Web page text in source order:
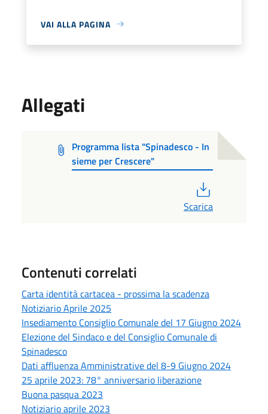
VAI ALLA PAGINA
Allegati
Programma lista "Spinadesco - In
sieme per Crescere"
Scarica
Contenuti correlati
Carta identità cartacea - prossima la scadenza
Notiziario Aprile 2025
Insediamento Consiglio Comunale del 17 Giugno 2024
Elezione del Sindaco e del Consiglio Comunale di
Spinadesco
Dati affluenza Amministrative del 8-9 Giugno 2024
25 aprile 2023: 78° anniversario liberazione
Buona pasqua 2023
Notiziario aprile 2023